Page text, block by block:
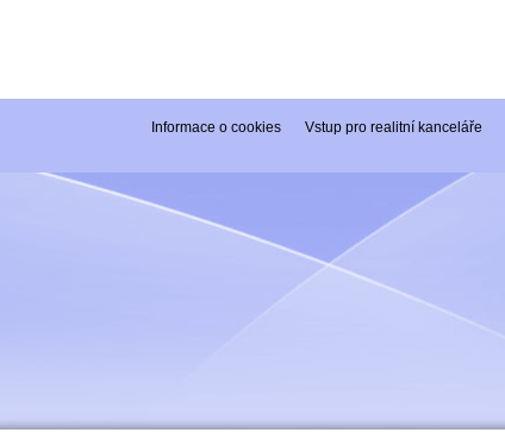
Vstup pro realitní kanceláře
Informace o cookies